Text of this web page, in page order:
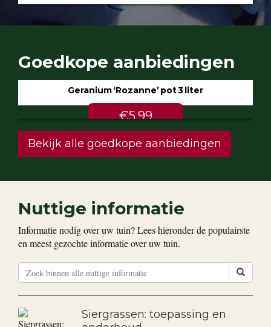
Goedkope aanbiedingen
Geranium ‘Rozanne’ pot 3 liter
€5.99
Bekijk alle goedkope aanbiedingen
Nuttige informatie
Informatie nodig over uw tuin? Lees hieronder de populairste
en meest gezochte informatie over uw tuin.
Siergrassen: toepassing en